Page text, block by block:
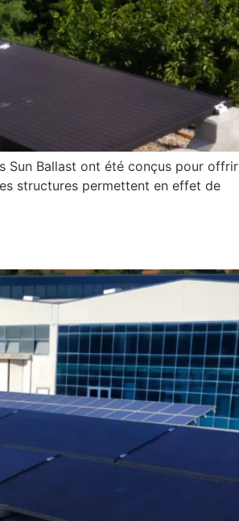
Ballast ont été conçus pour offrir
structures permettent en effet de